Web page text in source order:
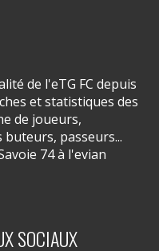
de l'eTG FC depuis
et statistiques des
de joueurs,
passeurs...
74 à l'evian
SOCIAUX